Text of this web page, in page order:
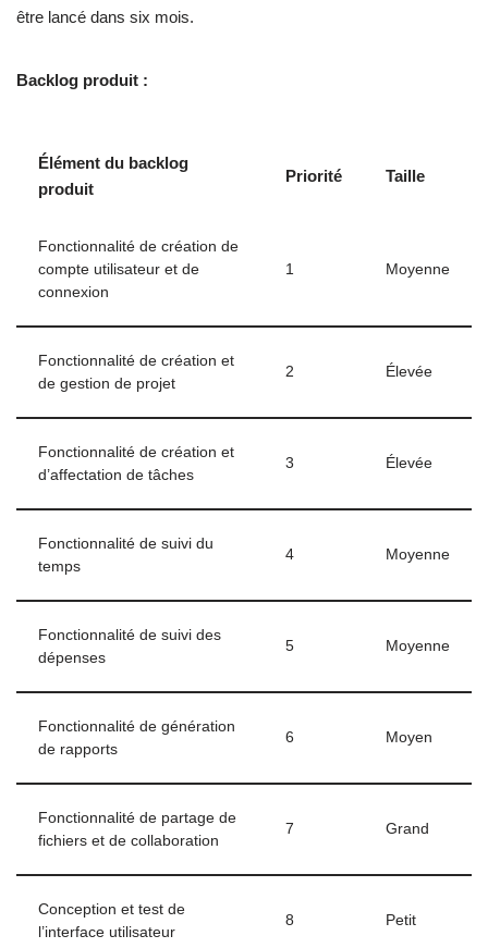
être lancé dans six mois.
Backlog produit :
Élément du backlog
produit
Priorité Taille
Fonctionnalité de création de
compte utilisateur et de
connexion
1 Moyenne
Fonctionnalité de création et
de gestion de projet
2 Élevée
Fonctionnalité de création et
d’affectation de tâches
3 Élevée
Fonctionnalité de suivi du
temps
4 Moyenne
Fonctionnalité de suivi des
dépenses
5 Moyenne
Fonctionnalité de génération
de rapports
6 Moyen
Fonctionnalité de partage de
fichiers et de collaboration
7 Grand
Conception et test de
l’interface utilisateur
8 Petit